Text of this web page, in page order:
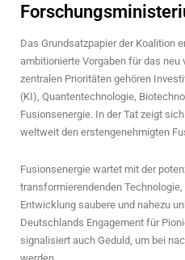
Das Grundsatzpapier der Koalition
ambitionierte Vorgaben für das neu
zentralen Prioritäten gehören
(KI), Quantentechnologie,
Fusionsenergie. In der Tat zeigt
weltweit den erstengenehmigten
Fusionsenergie wartet mit der
transformierendenden
Entwicklung saubere und nahezu
Deutschlands Engagement für
signalisiert auch Geduld, um bei